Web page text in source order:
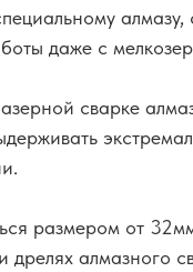
даже с
сварке
размером от
дрелях алмазного